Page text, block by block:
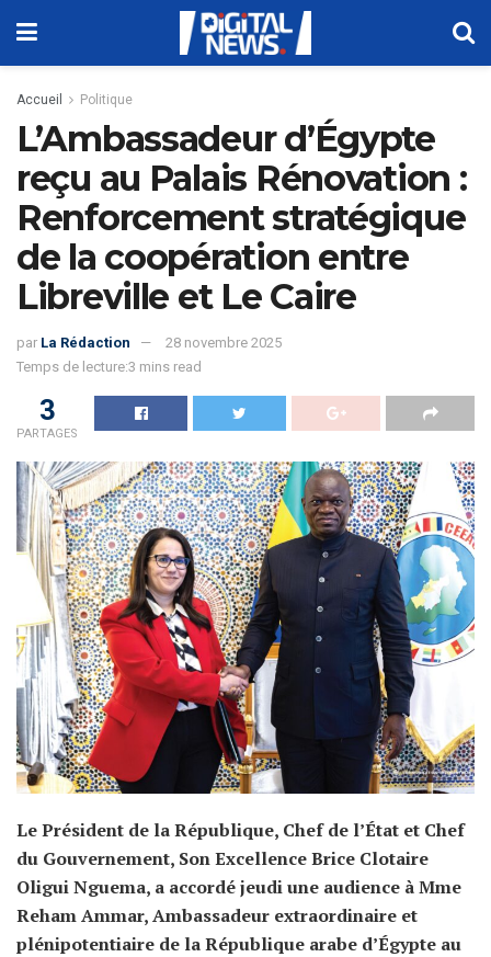
Accueil Politique
L’Ambassadeur d’Égypte
reçu au Palais Rénovation :
Renforcement stratégique
de la coopération entre
Libreville et Le Caire
par La Rédaction
28 novembre 2025
Temps de lecture:3 mins read
3
PARTAGES
Le Président de la République, Chef de l’État et Chef
du Gouvernement, Son Excellence Brice Clotaire
Oligui Nguema, a accordé jeudi une audience à Mme
Reham Ammar, Ambassadeur extraordinaire et
plénipotentiaire de la République arabe d’Égypte au